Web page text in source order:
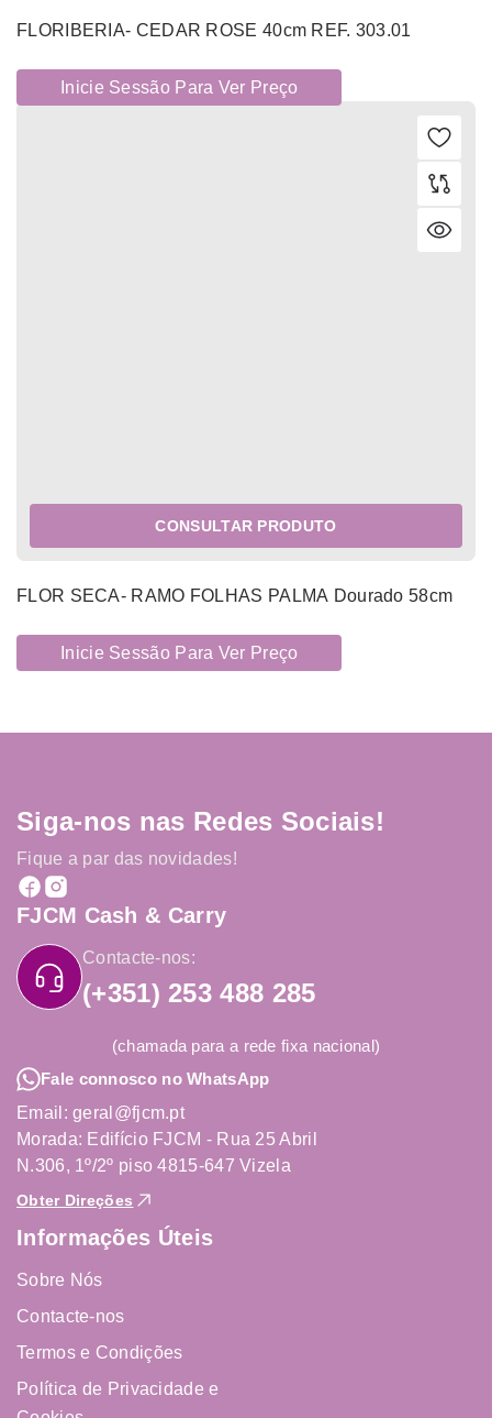
FLORIBERIA- CEDAR ROSE 40cm REF. 303.01
Inicie Sessão Para Ver Preço
CONSULTAR PRODUTO
FLOR SECA- RAMO FOLHAS PALMA Dourado 58cm
Inicie Sessão Para Ver Preço
Siga-nos nas Redes Sociais!
Fique a par das novidades!
FJCM Cash & Carry
Contacte-nos:
(+351) 253 488 285
(chamada para a rede fixa nacional)
Fale connosco no WhatsApp
Email: geral@fjcm.pt
Morada: Edifício FJCM - Rua 25 Abril
N.306, 1º/2º piso 4815-647 Vizela
Obter Direções
Informações Úteis
Sobre Nós
Contacte-nos
Termos e Condições
Política de Privacidade e